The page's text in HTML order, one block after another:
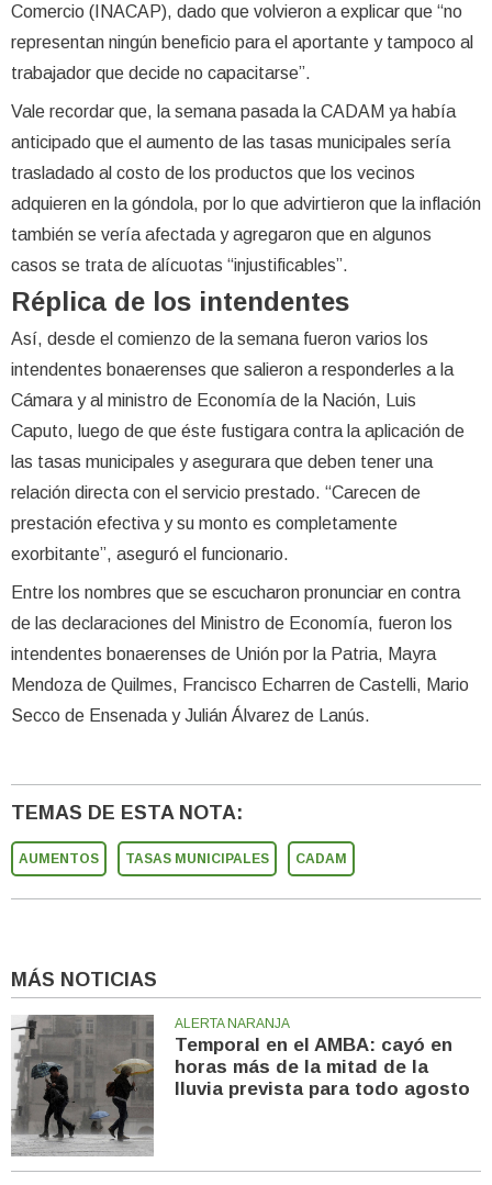
Comercio (INACAP), dado que volvieron a explicar que “no
representan ningún beneficio para el aportante y tampoco al
trabajador que decide no capacitarse”.
Vale recordar que, la semana pasada la CADAM ya había
anticipado que el aumento de las tasas municipales sería
trasladado al costo de los productos que los vecinos
adquieren en la góndola, por lo que advirtieron que la inflación
también se vería afectada y agregaron que en algunos
casos se trata de alícuotas “injustificables”.
Réplica de los intendentes
Así, desde el comienzo de la semana fueron varios los
intendentes bonaerenses que salieron a responderles a la
Cámara y al ministro de Economía de la Nación, Luis
Caputo, luego de que éste fustigara contra la aplicación de
las tasas municipales y asegurara que deben tener una
relación directa con el servicio prestado. “Carecen de
prestación efectiva y su monto es completamente
exorbitante”, aseguró el funcionario.
Entre los nombres que se escucharon pronunciar en contra
de las declaraciones del Ministro de Economía, fueron los
intendentes bonaerenses de Unión por la Patria, Mayra
Mendoza de Quilmes, Francisco Echarren de Castelli, Mario
Secco de Ensenada y Julián Álvarez de Lanús.
TEMAS DE ESTA NOTA:
AUMENTOS TASAS MUNICIPALES CADAM
MÁS NOTICIAS
ALERTA NARANJA
Temporal en el AMBA: cayó en
horas más de la mitad de la
lluvia prevista para todo agosto